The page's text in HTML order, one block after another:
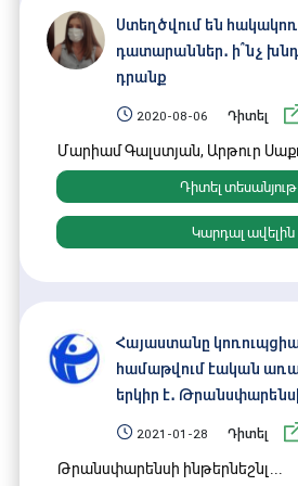
ծրագրի իրականացման հիմնական
օրենսդրական նոր
հակակոռուպցիոն հայեցակարգով
դրույթներին համապատասխան
կանխարգելման ժամանակակից
ձևավորումն էր։
Արդյունքում, օրենսդրությամբ
վերանայվեց հանրային
անձանց բարեվարքության
հանձնաժողովների և
կազմակերպիչների նոր
համակարգի հիմնական
ապօրինի հարստացման երևույթը,
Ստեղծվում են
դատարաններ․ ի՞նչ
դրանք
2020-08-06 Դիտել
Մարիամ Գալստյան, Արթուր
Դիտել
Կարդալ ավելին
Հայաստանը
համաթվում էական
երկիր է․
2021-01-28 Դիտել
Թրանսփարենսի ինթերնեշնլ...